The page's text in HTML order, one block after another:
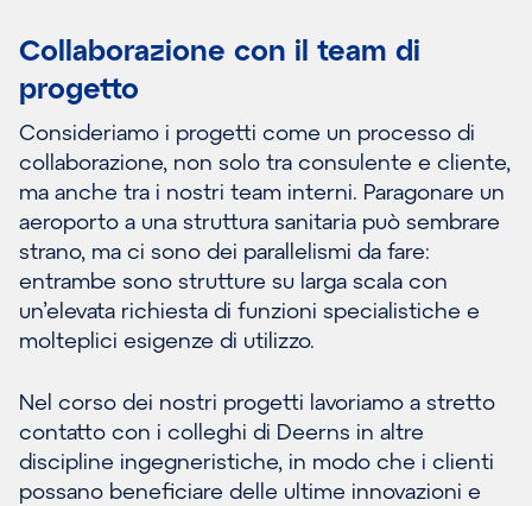
Collaborazione con il team di
progetto
Consideriamo i progetti come un processo di
collaborazione, non solo tra consulente e cliente,
ma anche tra i nostri team interni. Paragonare un
aeroporto a una struttura sanitaria può sembrare
strano, ma ci sono dei parallelismi da fare:
entrambe sono strutture su larga scala con
un’elevata richiesta di funzioni specialistiche e
molteplici esigenze di utilizzo.
Nel corso dei nostri progetti lavoriamo a stretto
contatto con i colleghi di Deerns in altre
discipline ingegneristiche, in modo che i clienti
possano beneficiare delle ultime innovazioni e